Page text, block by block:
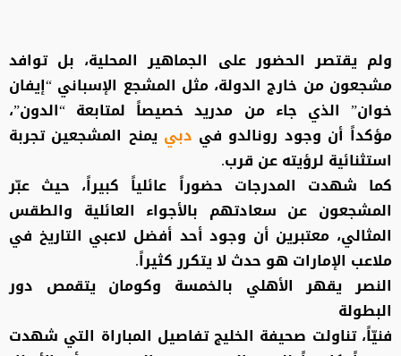
ولم يقتصر الحضور على الجماهير المحلية، بل توافد
مشجعون من خارج الدولة، مثل المشجع الإسباني “إيفان
خوان” الذي جاء من مدريد خصيصاً لمتابعة “الدون”،
مؤكداً أن وجود رونالدو في دبييمنح المشجعين تجربة
استثنائية لرؤيته عن قرب.
كما شهدت المدرجات حضوراً عائلياً كبيراً، حيث عبّر
المشجعون عن سعادتهم بالأجواء العائلية والطقس
المثالي، معتبرين أن وجود أحد أفضل لاعبي التاريخ في
ملاعب الإمارات هو حدث لا يتكرر كثيراً.
النصر يقهر الأهلي بالخمسة وكومان يتقمص دور
البطولة
فنيّاً، تناولت صحيفة الخليج تفاصيل المباراة التي شهدت